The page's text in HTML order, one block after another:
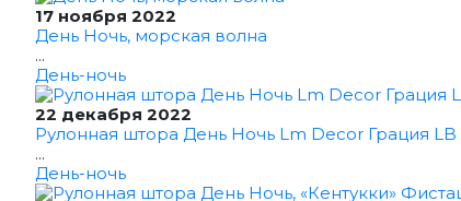
17 ноября 2022
День Ночь, морская волна
...
День-ночь
22 декабря 2022
Рулонная штора День Ночь Lm Decor Грация LB
...
День-ночь